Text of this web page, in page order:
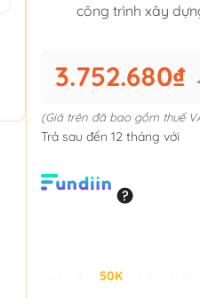
công trình xây
3.752.680₫
(Giá trên đã bao gồm thuế
Trả sau đến 12 tháng với
50K